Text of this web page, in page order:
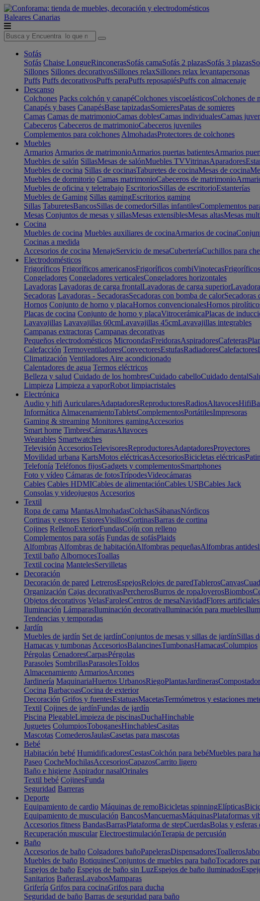
Baleares Canarias
Sofás
Sofás Chaise LongueRinconerasSofás camaSofás 2 plazasSofás 3 plazas
Sillones Sillones decorativosSillones relaxSillones relax levantapersonas
Puffs Puffs decorativosPuffs peraPuffs reposapiésPuffs con almacenaje
Descanso
Colchones Packs colchón y canapéColchones viscoelásticosColchones de
Canapés y bases CanapésBase tapizadasSomieresPatas de somieres
Camas Camas de matrimonioCamas doblesCamas individualesCamas
Cabeceros Cabeceros de matrimonioCabeceros juveniles
Complementos para colchones AlmohadasProtectores de colchones
Muebles
Armarios Armarios de matrimonioArmarios puertas batientesArmarios
Muebles de salón SillasMesas de salónMuebles TVVitrinasAparadores
Muebles de cocina Sillas de cocinasTaburetes de cocinaMesas de cocina
Muebles de dormitorio Camas matrimonioCabeceros de matrimonio
Muebles de oficina y teletrabajo EscritoriosSillas de escritorioEstanterías
Muebles de Gaming Sillas gamingEscritorios gaming
Sillas TaburetesBancosSillas de comedorSillas infantilesComplementos
Mesas Conjuntos de mesas y sillasMesas extensiblesMesas altasMesas
Cocina
Muebles de cocina Muebles auxiliares de cocinaArmarios de cocina
Cocinas a medida
Accesorios de cocina MenajeServicio de mesaCuberteríaCuchillos para
Electrodomésticos
Frigoríficos Frigoríficos americanosFrigoríficos combiVinotecas
Congeladores Congeladores verticalesCongeladores horizontales
Lavadoras Lavadoras de carga frontalLavadoras de carga superior
Secadoras Lavadoras - SecadorasSecadoras con bomba de calorSecadoras
Hornos Conjunto de horno y placaHornos convencionalesHornos
Placas de cocina Conjunto de horno y placaVitrocerámicaPlacas de
Lavavajillas Lavavajillas 60cmLavavajillas 45cmLavavajillas integrables
Campanas extractoras Campanas decorativas
Pequeños electrodomésticos MicroondasFreidorasAspiradoresCafeteras
Calefacción TermoventiladoresConvectoresEstufasRadiadoresCalefactores
Climatización Ventiladores Aire acondicionado
Calentadores de agua Termos eléctricos
Belleza y salud Cuidado de los hombresCuidado cabelloCuidado dental
Limpieza Limpieza a vaporRobot limpiacristales
Electrónica
Audio y hifi AuricularesAdaptadoresReproductoresRadiosAltavocesHifi
Informática AlmacenamientoTabletsComplementosPortátilesImpresoras
Gaming & streaming Monitores gamingAccesorios
Smart home TimbresCámarasAltavoces
Wearables Smartwatches
Televisión AccesoriosTelevisoresReproductoresAdaptadoresProyectores
Movilidad urbana KartsMotos eléctricasAccesoriosBicicletas eléctricas
Telefonía Teléfonos fijosGadgets y complementosSmartphones
Foto y vídeo Cámaras de fotosTrípodesVideocámaras
Cables Cables HDMICables de alimentaciónCables USBCables Jack
Consolas y videojuegos Accesorios
Textil
Ropa de cama MantasAlmohadasColchasSábanasNórdicos
Cortinas y estores EstoresVisillosCortinasBarras de cortina
Cojines RellenoExteriorFundasCojín con relleno
Complementos para sofás Fundas de sofásPlaids
Alfombras Alfombras de habitaciónAlfombras pequeñasAlfombras
Textil baño AlbornocesToallas
Textil cocina MantelesServilletas
Decoración
Decoración de pared LetrerosEspejosRelojes de paredTablerosCanvas
Organización Cajas decorativasPercherosBurros de ropaJoyerosBiombos
Objetos decorativos VelasFarolesCentros de mesaNavidadFlores artificiales
Iluminación LámparasIluminación decorativaIluminación para muebles
Tendencias y temporadas
Jardín
Muebles de jardín Set de jardínConjuntos de mesas y sillas de jardínSillas
Hamacas y tumbonas AccesoriosBalancinesTumbonasHamacasColumpios
Pérgolas CenadoresCarpasPérgolas
Parasoles SombrillasParasolesToldos
Almacenamiento ArmariosArcones
Jardinería MaquinariaHuertos UrbanosRiegoPlantasJardineras
Cocina BarbacoasCocina de exterior
Decoración Grifos y fuentesEstatuasMacetasTermómetros y estaciones
Textil Cojines de jardínFundas de jardín
Piscina PlegableLimpieza de piscinasDuchaHinchable
Juguetes ColumpiosToboganesHinchablesCasitas
Mascotas ComederosJaulasCasetas para mascotas
Bebé
Habitación bebé HumidificadoresCestasColchón para bebéMuebles para
Paseo CocheMochilasAccesoriosCapazosCarrito ligero
Baño e higiene Aspirador nasalOrinales
Textil bebé CojinesFunda
Seguridad Barreras
Deporte
Equipamiento de cardio Máquinas de remoBicicletas spinningElípticas
Equipamiento de musculación BancosMancuernasMáquinasPlataformas
Accesorios fitness BandasBarrasPlataforma de stepCuerdasBolas y
Recuperación muscular ElectroestimulaciónTerapia de percusión
Baño
Accesorios de baño Colgadores bañoPapelerasDispensadoresToalleros
Muebles de baño BotiquinesConjuntos de muebles para bañoTocadores
Espejos de baño Espejos de baño sin LuzEspejos de baño iluminados
Sanitarios BañerasLavabosMamparas
Grifería Grifos para cocinaGrifos para ducha
Seguridad de baño Barras de seguridad para baño